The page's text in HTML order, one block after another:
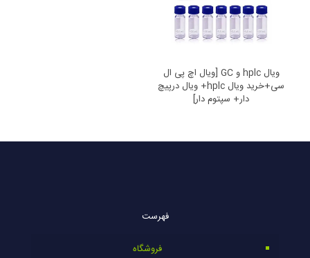
ویال hplc و GC [ویال اچ پی ال
سی+خرید ویال hplc+ ویال درپیچ
دار+ سپتوم دار]
فهرست
فروشگاه